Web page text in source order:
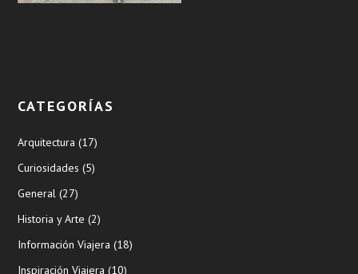
CATEGORÍAS
Arquitectura (17)
Curiosidades (5)
General (27)
Historia y Arte (2)
Información Viajera (18)
Inspiración Viajera (10)